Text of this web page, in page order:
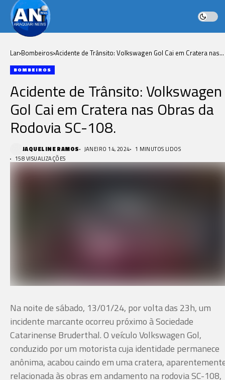
Lar Bombeiros Acidente de Trânsito: Volkswagen Gol Cai em Cratera nas
BOMBEIROS
Acidente de Trânsito: Volkswagen
Gol Cai em Cratera nas Obras da
Rodovia SC-108.
JAQUELINE RAMOS JANEIRO 14, 2024
1 MINUTOS LIDOS
158 VISUALIZAÇÕES
Na noite de sábado, 13/01/24, por volta das 23h, um
incidente marcante ocorreu próximo à Sociedade
Catarinense Bruderthal. O veículo Volkswagen Gol,
conduzido por um motorista cuja identidade permanece
anônima, acabou caindo em uma cratera,
relacionada às obras em andamento na rodovia SC-108,